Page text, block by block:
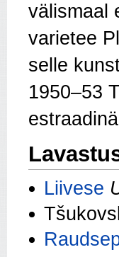
välismaal
varietee
selle
1950–53
Liivese